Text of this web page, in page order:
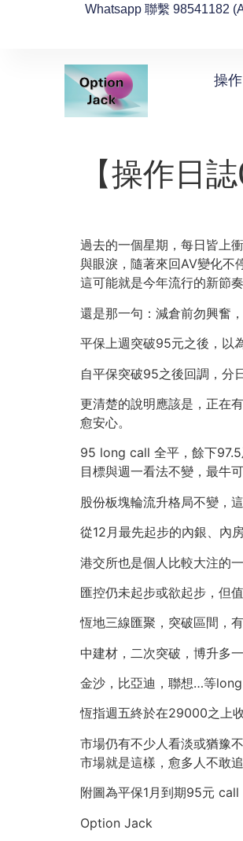
Whatsapp 聯繫 98541182
操
【操作日
過去的一個星期，每日皆上
與眼淚，隨著來回AV變化不
這可能就是今年流行的新節奏
還是那一句：減倉前勿興奮
平保上週突破95元之後，以
自平保突破95之後回調，
更清楚的說明應該是，正在
愈安心。
95 long call 全平，餘下97.5
目標與週一看法不變，最牛可
股份板塊輪流升格局不變，
從12月最先起步的內銀、內
港交所也是個人比較大注的
匯控仍未起步或欲起步，但值
恆地三線匯聚，突破區間，有
中建材，二次突破，博升多一
金沙，比亞迪，聯想…等long
恆指週五終於在29000之上
市場仍有不少人看淡或猶豫
市場就是這樣，愈多人不敢
附圖為平保1月到期95元 call
Option Jack